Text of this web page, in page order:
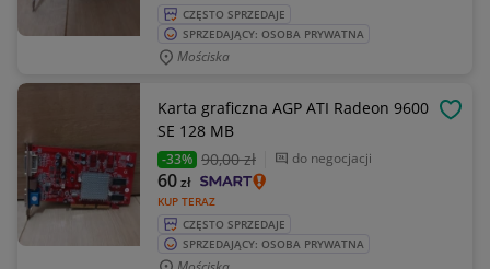
CZĘSTO SPRZEDAJE
SPRZEDAJĄCY: OSOBA PRYWATNA
Mościska
Karta graficzna AGP ATI Radeon 9600
SE 128 MB
-33% 90,00 zł do negocjacji
KUP TERAZ
60zł
CZĘSTO SPRZEDAJE
SPRZEDAJĄCY: OSOBA PRYWATNA